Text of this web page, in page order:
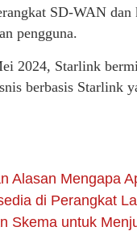
SD-WAN
pengguna.
2024, Starlink
berbasis Starlink
Alasan Mengapa
di Perangkat
Skema untuk